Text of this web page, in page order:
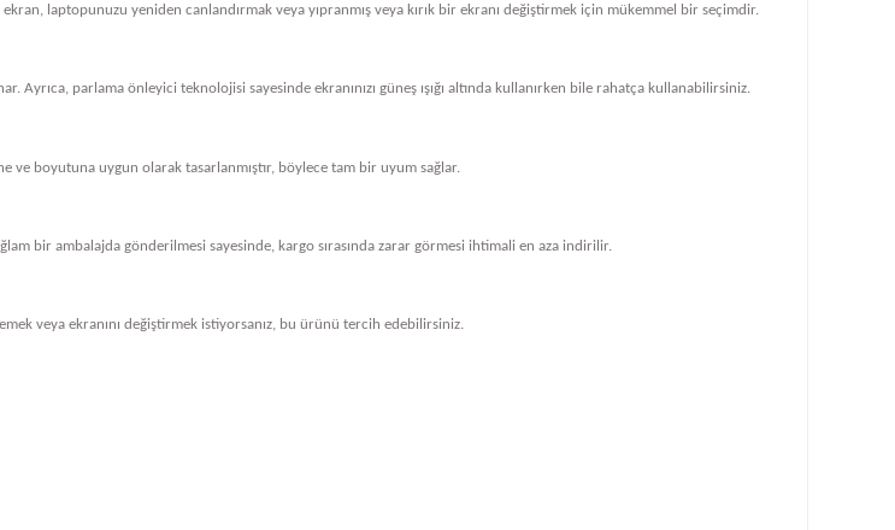
laptopunuzu yeniden canlandırmak veya yıpranmış veya kırık bir ekranı değiştirmek için mükemmel bir seçimdir.
parlama önleyici teknolojisi sayesinde ekranınızı güneş ışığı altında kullanırken bile rahatça kullanabilirsiniz.
boyutuna uygun olarak tasarlanmıştır, böylece tam bir uyum sağlar.
bir ambalajda gönderilmesi sayesinde, kargo sırasında zarar görmesi ihtimali en aza indirilir.
veya ekranını değiştirmek istiyorsanız, bu ürünü tercih edebilirsiniz.